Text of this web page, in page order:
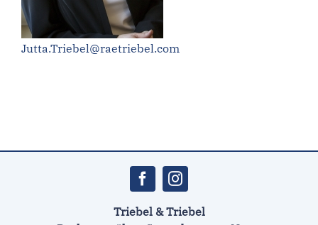
Jutta.Triebel@raetriebel.com
Triebel & Triebel